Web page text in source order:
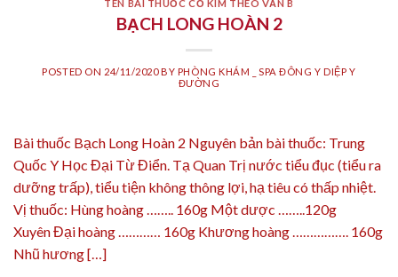
TÊN BÀI THUỐC CỔ KIM THEO VẦN B
BẠCH LONG HOÀN 2
POSTED ON 24/11/2020BY PHÒNG KHÁM _ SPA ĐÔNG Y DIỆP Y
ĐƯỜNG
Bài thuốc Bạch Long Hoàn 2 Nguyên bản bài thuốc: Trung
Quốc Y Học Đại Từ Điển. Tạ Quan Trị nước tiểu đục (tiểu ra
dưỡng trấp), tiểu tiện không thông lợi, hạ tiêu có thấp nhiệt.
Vị thuốc: Hùng hoàng …….. 160g Một dược ……..120g
Xuyên Đại hoàng ………… 160g Khương hoàng ……………. 160g
Nhũ hương […]